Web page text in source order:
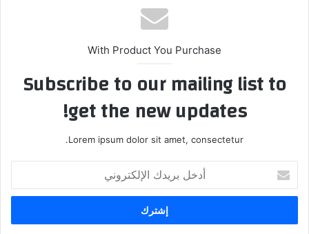
ب
With Product You Purchase
Subscribe to our mailing list to
get the new updates!
Lorem ipsum dolor sit amet, consectetur.
خ
ب